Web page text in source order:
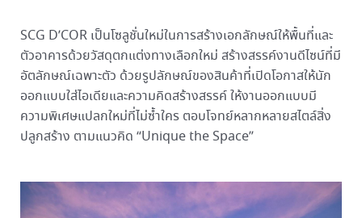
SCG D’COR เป็นโซลูชั่นใหม่ในการสร้างเอกลักษณ์ให้พื้นที่และ
ตัวอาคารด้วยวัสดุตกแต่งทางเลือกใหม่ สร้างสรรค์งานดีไซน์ที่มี
อัตลักษณ์เฉพาะตัว ด้วยรูปลักษณ์ของสินค้าที่เปิดโอกาสให้นัก
ออกแบบใส่ไอเดียและความคิดสร้างสรรค์ ให้งานออกแบบมี
ความพิเศษแปลกใหม่ที่ไม่ซ้ำใคร ตอบโจทย์หลากหลายสไตล์สิ่ง
ปลูกสร้าง ตามแนวคิด “Unique the Space”